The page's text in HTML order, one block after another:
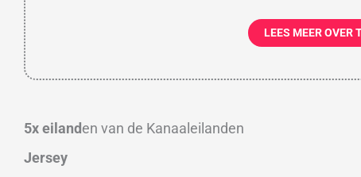
LEES MEER OVER
5x eilanden van de Kanaaleilanden
Jersey